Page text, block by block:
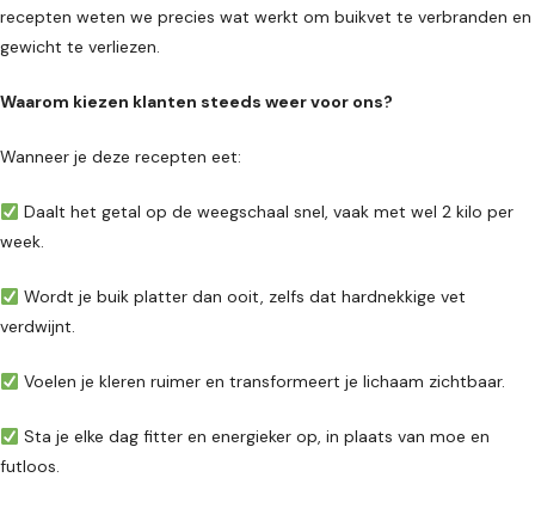
recepten weten we precies wat werkt om buikvet te verbranden en
gewicht te verliezen.
Waarom kiezen klanten steeds weer voor ons?
Wanneer je deze recepten eet:
Daalt het getal op de weegschaal snel, vaak met wel 2 kilo per
week.
Wordt je buik platter dan ooit, zelfs dat hardnekkige vet
verdwijnt.
Voelen je kleren ruimer en transformeert je lichaam zichtbaar.
Sta je elke dag fitter en energieker op, in plaats van moe en
futloos.